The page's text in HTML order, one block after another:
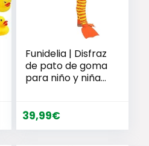
Funidelia | Disfraz
de pato de goma
para niño y niña
y divertidos
accesorios para
39,99€